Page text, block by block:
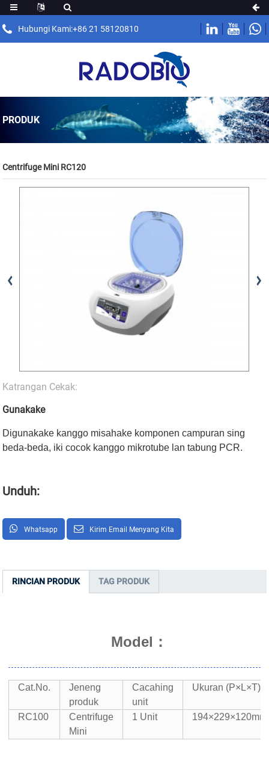
Hubungi Kami:+86 21 58120810
PRODUK
Centrifuge Mini RC120
Katrangan Cekak:
Gunakake
Digunakake kanggo misahake komponen campuran sing
beda-beda, iki cocok kanggo mikrotube lan tabung PCR.
Unduh:
Whatsapp Kirim Email Menyang Kita
RINCIAN PRODUK TAG PRODUK
Model：
Cat.No.
Jeneng
produk
Cacahing
unit
Ukuran (P×L×T)
RC100
Centrifuge
Mini
1 Unit 194×229×120mm